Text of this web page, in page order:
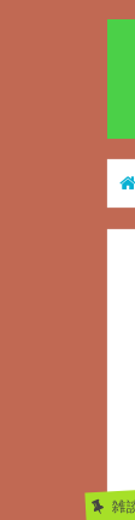
雑